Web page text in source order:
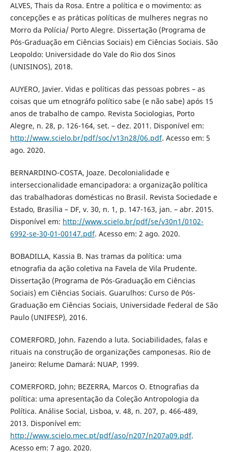
ALVES, Thais da Rosa. Entre a política e o movimento: as
concepções e as práticas políticas de mulheres negras no
Morro da Polícia/ Porto Alegre. Dissertação (Programa de
Pós-Graduação em Ciências Sociais) em Ciências Sociais. São
Leopoldo: Universidade do Vale do Rio dos Sinos
(UNISINOS), 2018.
AUYERO, Javier. Vidas e políticas das pessoas pobres – as
coisas que um etnográfo político sabe (e não sabe) após 15
anos de trabalho de campo. Revista Sociologias, Porto
Alegre, n. 28, p. 126-164, set. – dez. 2011. Disponível em:
http://www.scielo.br/pdf/soc/v13n28/06.pdf. Acesso em: 5
ago. 2020.
BERNARDINO-COSTA, Joaze. Decolonialidade e
interseccionalidade emancipadora: a organização política
das trabalhadoras domésticas no Brasil. Revista Sociedade e
Estado, Brasília – DF, v. 30, n. 1, p. 147-163, jan. – abr. 2015.
Disponível em: http://www.scielo.br/pdf/se/v30n1/0102-
6992-se-30-01-00147.pdf. Acesso em: 2 ago. 2020.
BOBADILLA, Kassia B. Nas tramas da política: uma
etnografia da ação coletiva na Favela de Vila Prudente.
Dissertação (Programa de Pós-Graduação em Ciências
Sociais) em Ciências Sociais. Guarulhos: Curso de Pós-
Graduação em Ciências Sociais, Universidade Federal de São
Paulo (UNIFESP), 2016.
COMERFORD, John. Fazendo a luta. Sociabilidades, falas e
rituais na construção de organizações camponesas. Rio de
Janeiro: Relume Damará: NUAP, 1999.
COMERFORD, John; BEZERRA, Marcos O. Etnografias da
política: uma apresentação da Coleção Antropologia da
Política. Análise Social, Lisboa, v. 48, n. 207, p. 466-489,
2013. Disponível em:
http://www.scielo.mec.pt/pdf/aso/n207/n207a09.pdf.
Acesso em: 7 ago. 2020.